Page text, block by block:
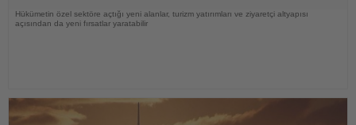
Hükümetin özel sektöre açtığı yeni alanlar, turizm yatırımları ve ziyaretçi altyapısı
açısından da yeni fırsatlar yaratabilir